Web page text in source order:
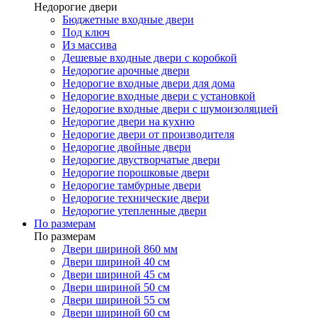
Недорогие двери
Бюджетные входные двери
Под ключ
Из массива
Дешевые входные двери с коробкой
Недорогие арочные двери
Недорогие входные двери для дома
Недорогие входные двери с установкой
Недорогие входные двери с шумоизоляцией
Недорогие двери на кухню
Недорогие двери от производителя
Недорогие двойные двери
Недорогие двустворчатые двери
Недорогие порошковые двери
Недорогие тамбурные двери
Недорогие технические двери
Недорогие утепленные двери
По размерам
По размерам
Двери шириной 860 мм
Двери шириной 40 см
Двери шириной 45 см
Двери шириной 50 см
Двери шириной 55 см
Двери шириной 60 см